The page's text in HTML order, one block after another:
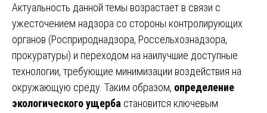
Актуальность данной темы возрастает в связи с
ужесточением надзора со стороны контролирующих
органов (Росприроднадзора, Россельхознадзора,
прокуратуры) и переходом на наилучшие доступные
технологии, требующие минимизации воздействия на
окружающую среду. Таким образом, определение
экологического ущерба становится ключевым